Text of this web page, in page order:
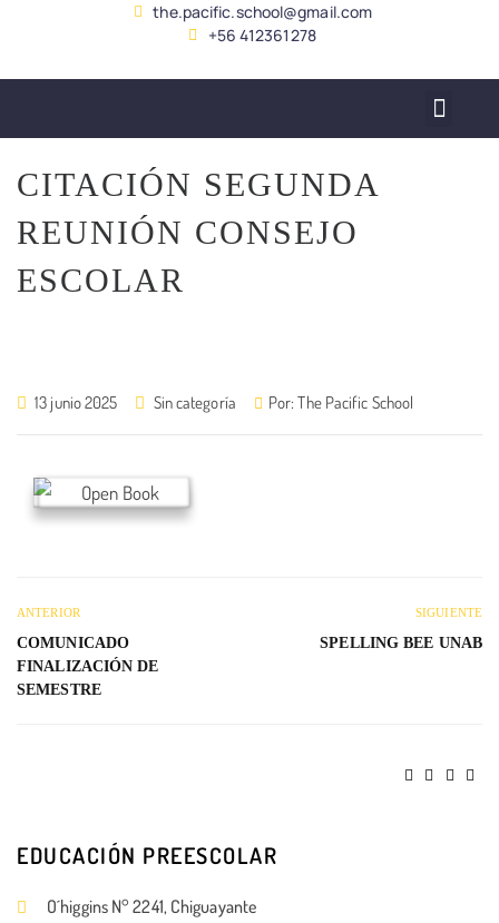
the.pacific.school@gmail.com
+56 412361278
CITACIÓN SEGUNDA
REUNIÓN CONSEJO
ESCOLAR
13 junio 2025 Sin categoría Por:The Pacific School
ANTERIOR
COMUNICADO
FINALIZACIÓN DE
SEMESTRE
SIGUIENTE
SPELLING BEE UNAB
EDUCACIÓN PREESCOLAR
O´higgins N° 2241, Chiguayante